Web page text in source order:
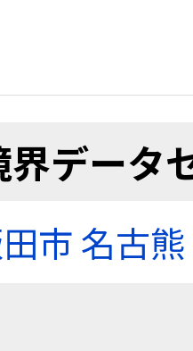
データ
市 名古熊